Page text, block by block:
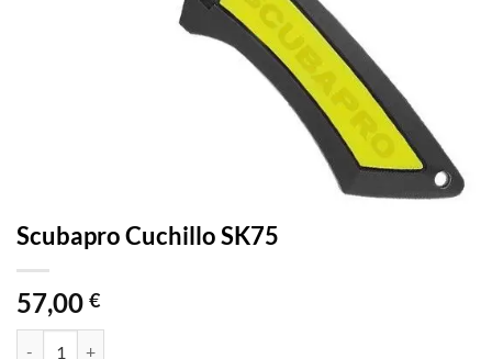
Scubapro Cuchillo SK75
57,00 €